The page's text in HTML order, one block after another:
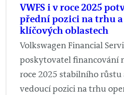
VWFS i v roce 2025
přední pozici na trhu
klíčových oblastech
Volkswagen Financial
poskytovatel financování
roce 2025 stabilního
vedoucí pozici na trhu